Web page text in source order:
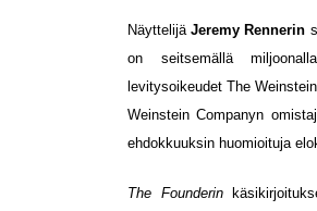
NäyttelijäJeremy Rennerin
on seitsemällä
levitysoikeudet The
Weinstein Companyn
ehdokkuuksin huomioituja
The Founderin